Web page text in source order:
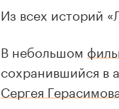
Из всех историй
В небольшом
сохранившийся в
Сергея